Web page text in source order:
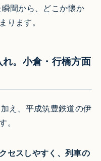
間から、どこか懐か
ります。
。小倉・行橋方面
え、平成筑豊鉄道の伊
。
セスしやすく、列車の